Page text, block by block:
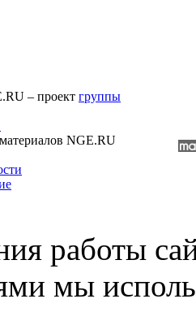
– проект группы
NGE.RU
работы
мы